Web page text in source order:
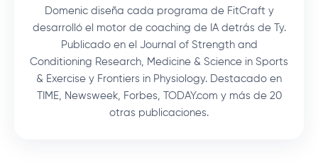
Domenic diseña cada programa de FitCraft y
desarrolló el motor de coaching de IA detrás de Ty.
Publicado en el Journal of Strength and
Conditioning Research, Medicine & Science in Sports
& Exercise y Frontiers in Physiology. Destacado en
TIME, Newsweek, Forbes, TODAY.com y más de 20
otras publicaciones.